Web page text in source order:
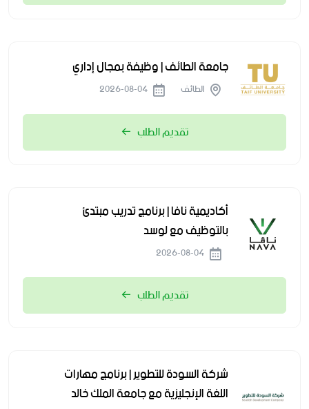
جامعة الطائف | وظيفة بمجال إداري
الطائف
تقديم الطلب
أكاديمية نافا | برنامج تدريب مبتدئ
بالتوظيف مع لوسد
تقديم الطلب
شركة السودة للتطوير | برنامج مهارات
اللغة الإنجليزية مع جامعة الملك خالد